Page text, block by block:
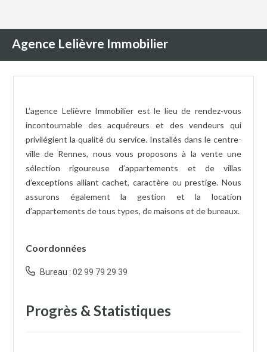
Agence Lelièvre Immobilier
L’agence Lelièvre Immobilier est le lieu de rendez-vous
incontournable des acquéreurs et des vendeurs qui
privilégient la qualité du service. Installés dans le centre-
ville de Rennes, nous vous proposons à la vente une
sélection rigoureuse d’appartements et de villas
d’exceptions alliant cachet, caractère ou prestige. Nous
assurons également la gestion et la location
d’appartements de tous types, de maisons et de bureaux.
Coordonnées
Bureau : 02 99 79 29 39
Progrès & Statistiques